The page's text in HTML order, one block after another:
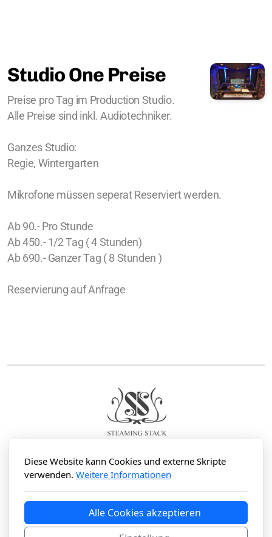
Studio One Preise
Preise pro Tag im Production Studio.
Alle Preise sind inkl. Audiotechniker.
Ganzes Studio:
Regie, Wintergarten
Mikrofone müssen seperat Reserviert werden.
Ab 90.- Pro Stunde
Ab 450.- 1/2 Tag ( 4 Stunden)
Ab 690.- Ganzer Tag ( 8 Stunden )
Reservierung auf Anfrage
SteamingStack
3700 Spiez
Info+website@steamingstack.ch
Diese Website kann Cookies und externe Skripte
verwenden. Weitere Informationen
Alle Cookies akzeptieren